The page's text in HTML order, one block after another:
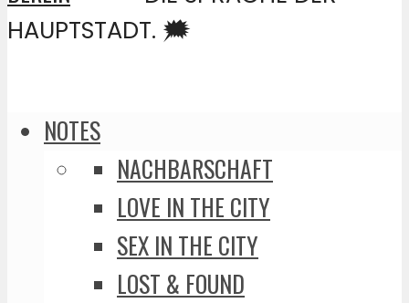
HAUPTSTADT. 🗯️
NOTES
NACHBARSCHAFT
LOVE IN THE CITY
SEX IN THE CITY
LOST & FOUND